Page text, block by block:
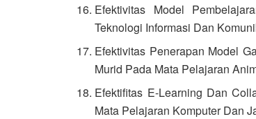
Efektivitas Model
Teknologi Informasi Dan
Efektivitas Penerapan Model
Murid Pada Mata Pelajaran
Efektifitas E-Learning Dan
Mata Pelajaran Komputer Dan